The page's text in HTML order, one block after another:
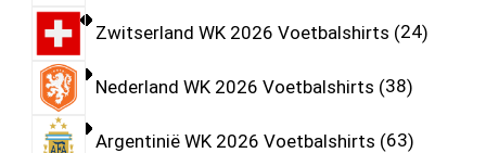
Zwitserland WK 2026 Voetbalshirts 24
Nederland WK 2026 Voetbalshirts 38
Argentinië WK 2026 Voetbalshirts 63